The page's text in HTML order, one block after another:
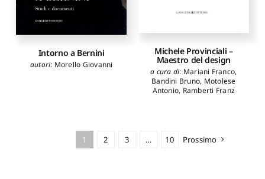
Intorno a Bernini
autori: Morello Giovanni
Michele Provinciali –
Maestro del design
a cura di: Mariani Franco,
Bandini Bruno, Motolese
Antonio, Ramberti Franz
1 2 3 … 10 Prossimo